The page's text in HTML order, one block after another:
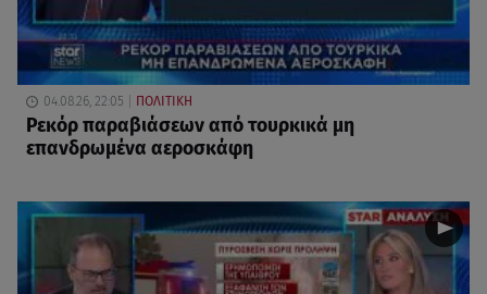
04.08.26, 22:05 ΠΟΛΙΤΙΚΗ
Ρεκόρ παραβιάσεων από τουρκικά μη
επανδρωμένα αεροσκάφη